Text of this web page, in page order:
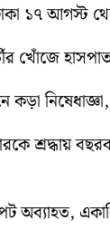
১৭ আগস্ট
খোঁজে
শ্রদ্ধায়
অব্যাহত,